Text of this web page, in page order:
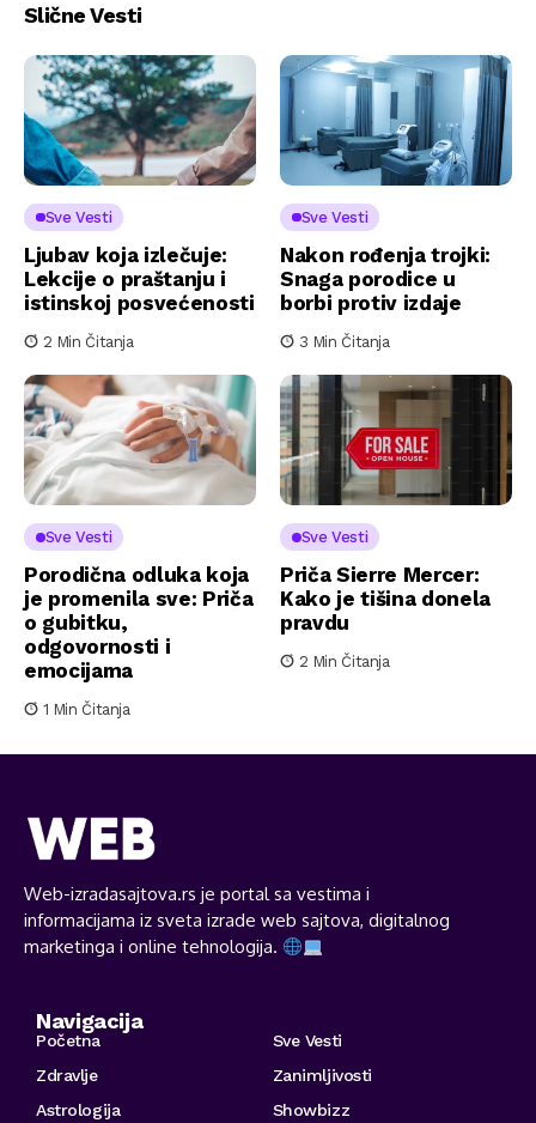
Slične Vesti
Sve Vesti
Ljubav koja izlečuje:
Lekcije o praštanju i
istinskoj posvećenosti
2 Min Čitanja
Sve Vesti
Nakon rođenja trojki:
Snaga porodice u
borbi protiv izdaje
3 Min Čitanja
Sve Vesti
Porodična odluka koja
je promenila sve: Priča
o gubitku,
odgovornosti i
emocijama
1 Min Čitanja
Sve Vesti
Priča Sierre Mercer:
Kako je tišina donela
pravdu
2 Min Čitanja
Web-izradasajtova.rs je portal sa vestima i
informacijama iz sveta izrade web sajtova, digitalnog
marketinga i online tehnologija.
Navigacija
Početna
Sve Vesti
Zdravlje
Zanimljivosti
Astrologija
Showbizz